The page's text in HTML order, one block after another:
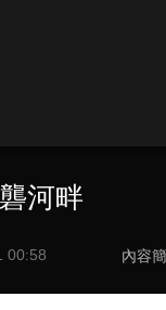
河畔
00:58 內容